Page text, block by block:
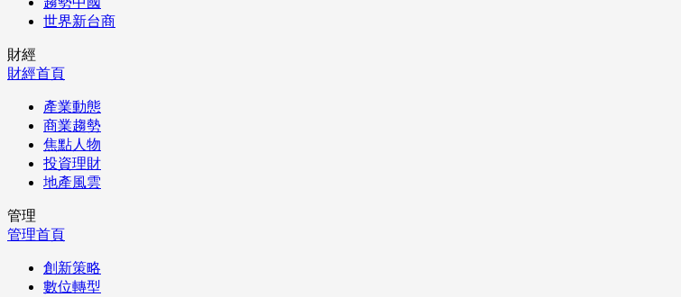
世界新台商
財經
財經首頁
產業動態
商業趨勢
焦點人物
投資理財
地產風雲
管理
管理首頁
創新策略
數位轉型